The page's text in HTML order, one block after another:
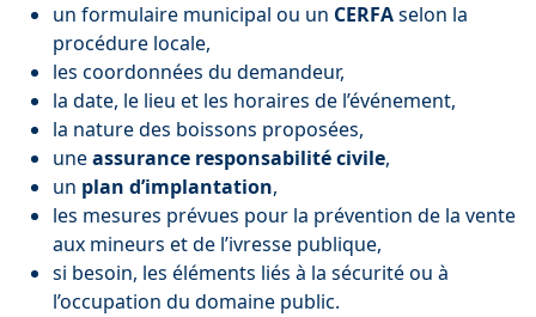
un formulaire municipal ou un CERFAselon la
procédure locale,
les coordonnées du demandeur,
la date, le lieu et les horaires de l’événement,
la nature des boissons proposées,
uneassurance responsabilité civile,
un plan d’implantation,
les mesures prévues pour la prévention de la vente
aux mineurs et de l’ivresse publique,
si besoin, les éléments liés à la sécurité ou à
l’occupation du domaine public.